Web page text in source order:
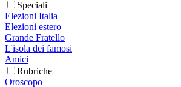
Speciali
Elezioni Italia
Elezioni estero
Grande Fratello
L'isola dei famosi
Amici
Rubriche
Oroscopo